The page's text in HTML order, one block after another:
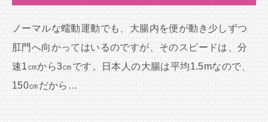
ノーマルな蠕動運動でも、大腸内を便が動き少しずつ
肛門へ向かってはいるのですが、そのスピードは、分
速1㎝から3㎝です。日本人の大腸は平均1.5mなので、
150㎝だから…